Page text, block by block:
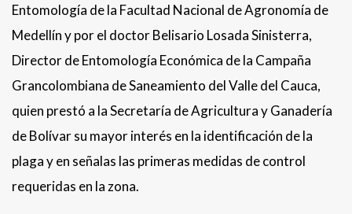
Entomología de la Facultad Nacional de Agronomía de
Medellín y por el doctor Belisario Losada Sinisterra,
Director de Entomología Económica de la Campaña
Grancolombiana de Saneamiento del Valle del Cauca,
quien prestó a la Secretaría de Agricultura y Ganadería
de Bolívar su mayor interés en la identificación de la
plaga y en señalas las primeras medidas de control
requeridas en la zona.